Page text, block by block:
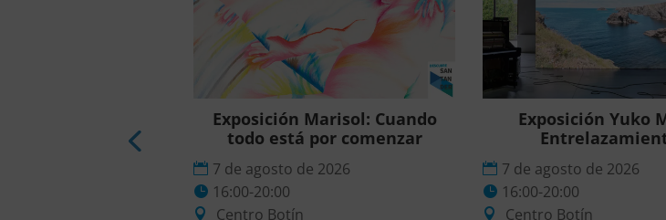
por comenzar
Exposición Marisol: Cuando
todo está por comenzar
7 de agosto de 2026
16:00-20:00
Centro Botín
Exposición Yuko
7 de agosto de 2026
16:00-20:00
Centro Botín